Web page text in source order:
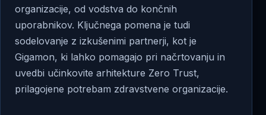
organizacije, od vodstva do končnih
uporabnikov. Ključnega pomena je tudi
sodelovanje z izkušenimi partnerji, kot je
Gigamon, ki lahko pomagajo pri načrtovanju in
uvedbi učinkovite arhitekture Zero Trust,
prilagojene potrebam zdravstvene organizacije.